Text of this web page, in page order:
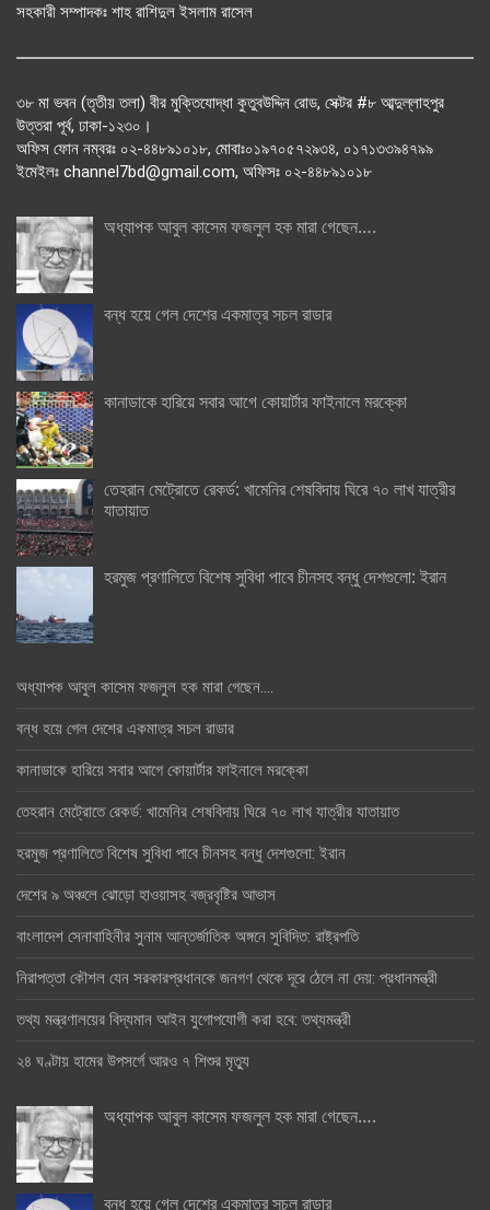
সহকারী সম্পাদকঃ শাহ রাশিদুল ইসলাম রাসেল
৩৮ মা ভবন (তৃতীয় তলা) বীর মুক্তিযোদ্ধা কুতুবউদ্দিন রোড, সেক্টর #৮ আব্দুল্লাহপুর
উত্তরা পূর্ব, ঢাকা-১২৩০।
অফিস ফোন নম্বরঃ ০২-৪৪৮৯১০১৮, মোবাঃ০১৯৭০৫৭২৯৩৪, ০১৭১৩৩৯৪৭৯৯
ইমেইলঃ channel7bd@gmail.com, অফিসঃ ০২-৪৪৮৯১০১৮
অধ্যাপক আবুল কাসেম ফজলুল হক মারা গেছেন….
বন্ধ হয়ে গেল দেশের একমাত্র সচল রাডার
কানাডাকে হারিয়ে সবার আগে কোয়ার্টার ফাইনালে মরক্কো
তেহরান মেট্রোতে রেকর্ড: খামেনির শেষবিদায় ঘিরে ৭০ লাখ যাত্রীর
যাতায়াত
হরমুজ প্রণালিতে বিশেষ সুবিধা পাবে চীনসহ বন্ধু দেশগুলো: ইরান
অধ্যাপক আবুল কাসেম ফজলুল হক মারা গেছেন….
বন্ধ হয়ে গেল দেশের একমাত্র সচল রাডার
কানাডাকে হারিয়ে সবার আগে কোয়ার্টার ফাইনালে মরক্কো
তেহরান মেট্রোতে রেকর্ড: খামেনির শেষবিদায় ঘিরে ৭০ লাখ যাত্রীর যাতায়াত
হরমুজ প্রণালিতে বিশেষ সুবিধা পাবে চীনসহ বন্ধু দেশগুলো: ইরান
দেশের ৯ অঞ্চলে ঝোড়ো হাওয়াসহ বজ্রবৃষ্টির আভাস
বাংলাদেশ সেনাবাহিনীর সুনাম আন্তর্জাতিক অঙ্গনে সুবিদিত: রাষ্ট্রপতি
নিরাপত্তা কৌশল যেন সরকারপ্রধানকে জনগণ থেকে দূরে ঠেলে না দেয়: প্রধানমন্ত্রী
তথ্য মন্ত্রণালয়ের বিদ্যমান আইন যুগোপযোগী করা হবে: তথ্যমন্ত্রী
২৪ ঘণ্টায় হামের উপসর্গে আরও ৭ শিশুর মৃত্যু
অধ্যাপক আবুল কাসেম ফজলুল হক মারা গেছেন….
বন্ধ হয়ে গেল দেশের একমাত্র সচল রাডার